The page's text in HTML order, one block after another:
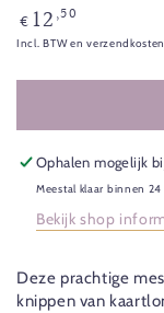
Normale
prijs
€12 ,50
Incl. BTW en
Ophalen mogelijk
Meestal klaar binnen 24
Bekijk shop
Deze prachtige
knippen van